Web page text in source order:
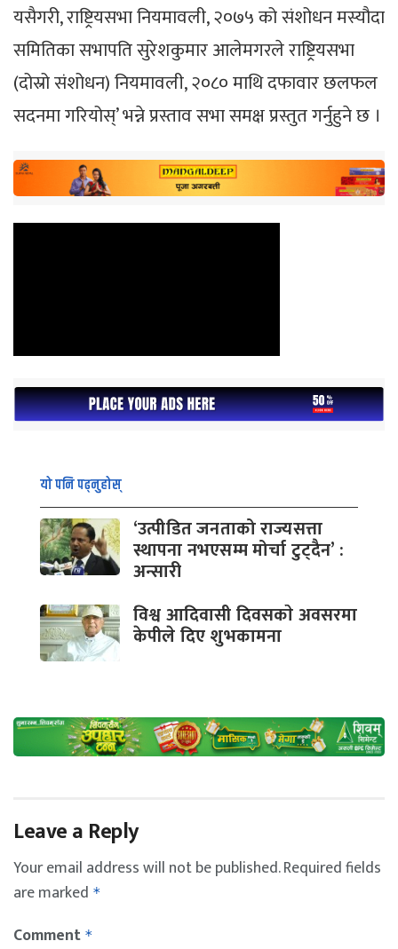
यसैगरी, राष्ट्रियसभा नियमावली, २०७५ को संशोधन मस्यौदा
समितिका सभापति सुरेशकुमार आलेमगरले राष्ट्रियसभा
(दोस्रो संशोधन) नियमावली, २०८० माथि दफावार छलफल
सदनमा गरियोस्’ भन्ने प्रस्ताव सभा समक्ष प्रस्तुत गर्नुहुने छ ।
यो पनि पढ्नुहोस्
‘उत्पीडित जनताको राज्यसत्ता
स्थापना नभएसम्म मोर्चा टुट्दैन’ :
अन्सारी
विश्व आदिवासी दिवसकाे अवसरमा
केपीले दिए शुभकामना
Leave a Reply
Your email address will not be published.Required fields
are marked *
Comment *